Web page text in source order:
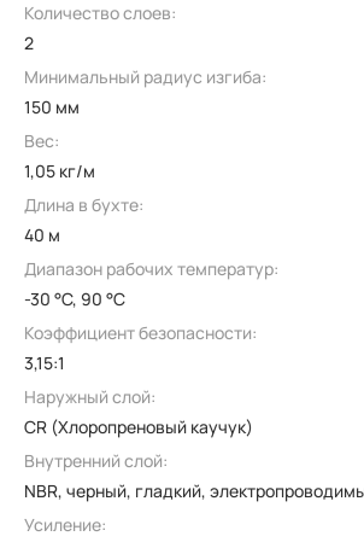
Количество слоев:
2
Минимальный радиус изгиба:
150 мм
Вес:
1,05 кг/м
Длина в бухте:
40 м
Диапазон рабочих температур:
-30 °C, 90 °C
Коэффициент безопасности:
3,15:1
Наружный слой:
CR (Хлоропреновый каучук)
Внутренний слой:
NBR, черный, гладкий,
Усиление: